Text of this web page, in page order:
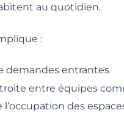
au quotidien.
:
demandes entrantes
entre équipes
des